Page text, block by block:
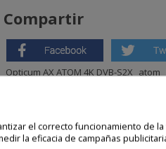
Compartir
Opticum AX ATOM 4K DVB-S2X atom
PUEDEN
el correcto funcionamiento de la
la eficacia de campañas